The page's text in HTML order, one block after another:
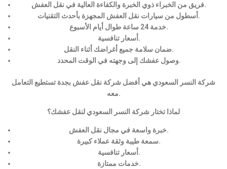
فريق من الخبراء ذوي الخبرة والكفاءة العالية في نقل العفش.
أسطول من سيارات نقل العفش المجهزة بأحدث التقنيات.
خدمة 24 ساعة طوال أيام الأسبوع.
أسعار تنافسية.
ضمان سلامة جميع أغراضك أثناء النقل.
وصول عفشك إلى وجهته في الوقت المحدد.
شركة النسر السعودي هي أفضل شركة نقل عفش بجدة تستطيع التعامل
معه.
لماذا تختار شركة النسر السعودي لنقل عفشك؟
خبرة واسعة في مجال نقل العفش.
سمعة طيبة وثقة عملاء كبيرة.
أسعار تنافسية.
خدمات ممتازة.